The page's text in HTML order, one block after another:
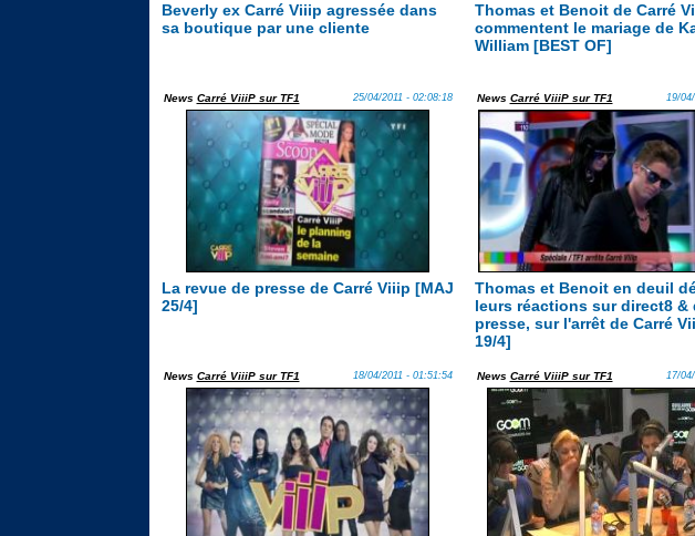
Beverly ex Carré Viiip agressée dans
sa boutique par une cliente
Thomas et Benoit de Carré
commentent le mariage de
William [BEST OF]
News Carré ViiiP sur TF1 25/04/2011 - 02:08:18
La revue de presse de Carré Viiip [MAJ
25/4]
News Carré ViiiP sur TF1 19/
Thomas et Benoit en deuil
leurs réactions sur direct8 &
presse, sur l'arrêt de Carré
19/4]
News Carré ViiiP sur TF1 18/04/2011 - 01:51:54 News Carré ViiiP sur TF1 17/